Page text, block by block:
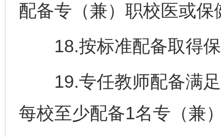
配备专（兼）职校医或保
18.按标准配备取得保
19.专任教师配备满足
每校至少配备1名专（兼